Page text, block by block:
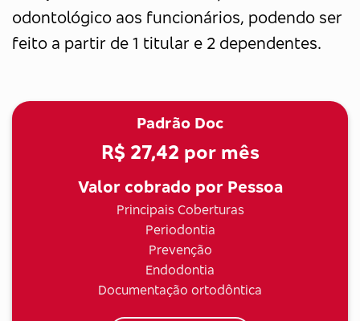
odontológico aos funcionários, podendo ser
feito a partir de 1 titular e 2 dependentes.
Padrão Doc
R$ 27,42 por mês
Valor cobrado por Pessoa
Principais Coberturas
Periodontia
Prevenção
Endodontia
Documentação ortodôntica